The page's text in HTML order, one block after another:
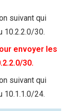
suivant qui
10.2.2.0/30.
envoyer les
30.
suivant qui
10.1.1.0/24.